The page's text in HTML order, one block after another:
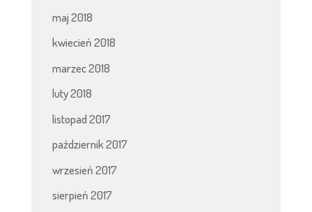
maj 2018
kwiecień 2018
marzec 2018
luty 2018
listopad 2017
październik 2017
wrzesień 2017
sierpień 2017